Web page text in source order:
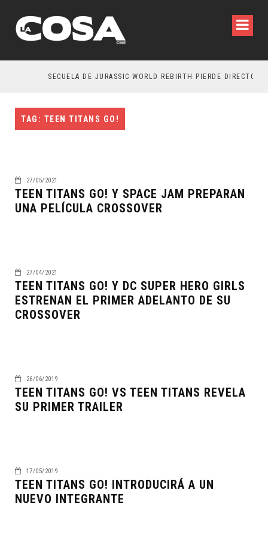
SECUELA DE JURASSIC WORLD REBIRTH PIERDE DIRECTOR
TAG: TEEN TITANS GO!
27/05/2021
TEEN TITANS GO! Y SPACE JAM PREPARAN
UNA PELÍCULA CROSSOVER
27/04/2021
TEEN TITANS GO! Y DC SUPER HERO GIRLS
ESTRENAN EL PRIMER ADELANTO DE SU
CROSSOVER
26/06/2019
TEEN TITANS GO! VS TEEN TITANS REVELA
SU PRIMER TRAILER
17/05/2019
TEEN TITANS GO! INTRODUCIRÁ A UN
NUEVO INTEGRANTE